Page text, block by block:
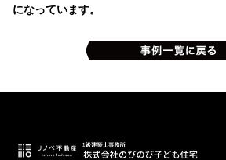
になっています。